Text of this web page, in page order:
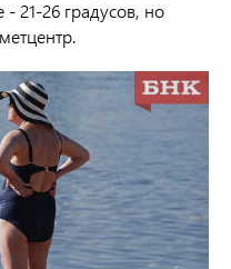
- 21-26 градусов, но